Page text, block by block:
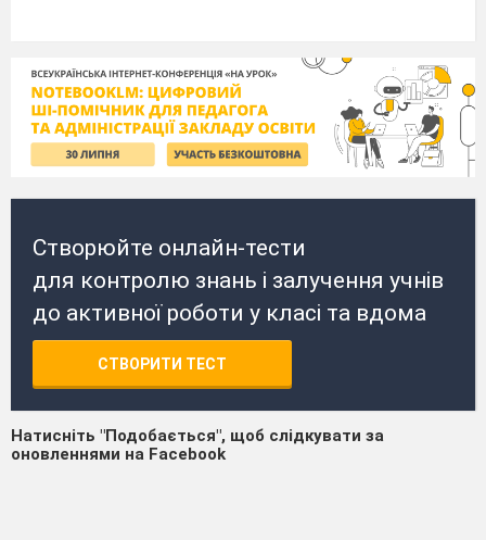
Створюйте онлайн-тести
для контролю знань і залучення учнів
до активної роботи у класі та вдома
СТВОРИТИ ТЕСТ
Натисніть "Подобається", щоб слідкувати за
оновленнями на Facebook